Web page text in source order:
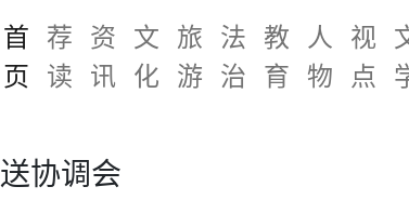
首
页
荐
读
资
讯
文
化
旅
游
法
治
教
育
人
物
视
点
协调会